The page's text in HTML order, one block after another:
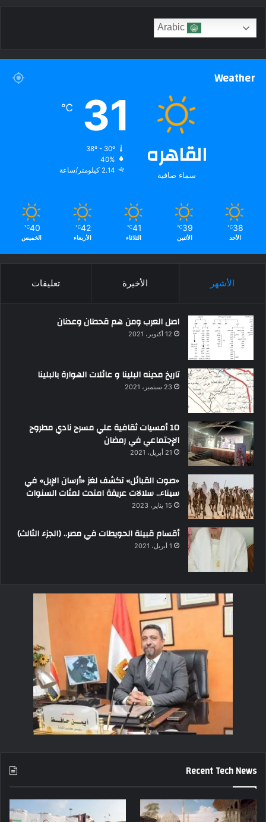
Weather
القاهره
سماء صافية
31
℃
38º - 30º
40%
2.14 كيلومتر/ساعة
38
℃
الأحد
39
℃
الأثنين
41
℃
الثلاثاء
42
℃
الأربعاء
40
℃
الخميس
الأشهر الأخيرة تعليقات
اصل العرب ومن هم قحطان وعدنان
12 أكتوبر، 2021
تاريخ مدينه البلينا و عائلات الهوارة بالبلينا
23 سبتمبر، 2021
10 أمسيات ثقافية علي مسرح نادي مطروح
الإجتماعي في رمضان
21 أبريل، 2021
«صوت القبائل» تكشف لغز «أرسان الإبل» في
سيناء.. سلالات عريقة امتدت لمئات السنوات
15 يناير، 2023
أقسام قبيلة الحويطات في مصر.. (الجزء الثالث)
1 أبريل، 2021
Recent Tech News